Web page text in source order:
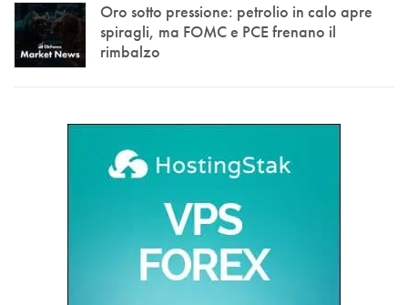
Oro sotto pressione: petrolio in calo apre
spiragli, ma FOMC e PCE frenano il
rimbalzo